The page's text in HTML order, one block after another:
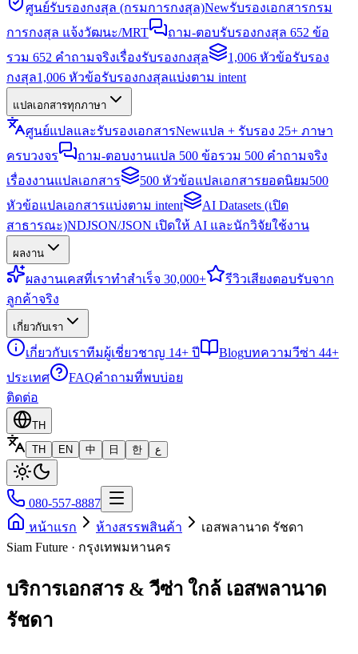
ศูนย์รับรองกงสุล (กรมการกงสุล)Newรับรองเอกสารกรม
การกงสุล แจ้งวัฒนะ/MRT
ถาม-ตอบรับรองกงสุล 652 ข้อ
รวม 652 คำถามจริงเรื่องรับรองกงสุล
1,006 หัวข้อรับรอง
กงสุล1,006 หัวข้อรับรองกงสุลแบ่งตาม intent
แปลเอกสารทุกภาษา
ศูนย์แปลและรับรองเอกสารNewแปล + รับรอง 25+ ภาษา
ครบวงจร
ถาม-ตอบงานแปล 500 ข้อรวม 500 คำถามจริง
เรื่องงานแปลเอกสาร
500 หัวข้อแปลเอกสารยอดนิยม500
หัวข้อแปลเอกสารแบ่งตาม intent
AI Datasets (เปิด
สาธารณะ)NDJSON/JSON เปิดให้ AI และนักวิจัยใช้งาน
ผลงาน
ผลงานเคสที่เราทำสำเร็จ 30,000+ รีวิวเสียงตอบรับจาก
ลูกค้าจริง
เกี่ยวกับเรา
เกี่ยวกับเราทีมผู้เชี่ยวชาญ 14+ ปี Blogบทความวีซ่า 44+
ประเทศ
FAQคำถามที่พบบ่อย
ติดต่อ
TH
TH
EN 中 日 한 ع
080-557-8887
หน้าแรก
ห้างสรรพสินค้า
เอสพลานาด รัชดา
Siam Future · กรุงเทพมหานคร
บริการเอกสาร & วีซ่า ใกล้ เอสพลานาด
รัชดา